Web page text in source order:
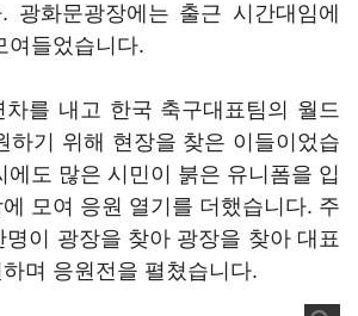
광화문광장에는 출근 시간대임에
여들었습니다.
차를 내고 한국 축구대표팀의 월드
하기 위해 현장을 찾은 이들이었습
에도 많은 시민이 붉은 유니폼을 입
모여 응원 열기를 더했습니다. 주
이 광장을 찾아 광장을 찾아 대표
며 응원전을 펼쳤습니다.